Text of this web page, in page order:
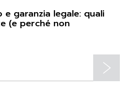
garanzia legale: quali
(e perché non